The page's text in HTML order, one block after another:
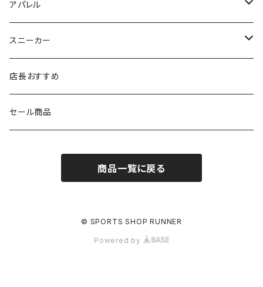
MIZUNO（ミズノ）
THE NORTH FACE
SPRINTS
VIKING（ヴィーキング）
HYBEX（ハイベックス）
MIZUNO
new balance
PUMA
HYBEX
VIKING
adidas
MIZUNO
インソール
シダス
ソックス
FOOTMAX
NISHI
ポーチ
SAYSKY
キャップ
アパレル
SAYSKY
THE NORTH FACE
スニーカー
THE NORTH FACE
店長おすすめ
セール商品
商品一覧に戻る
© SPORTS SHOP RUNNER
Powered by